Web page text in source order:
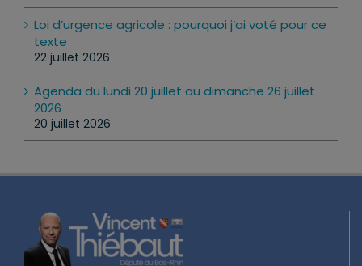
Loi d’urgence agricole : pourquoi j’ai voté pour ce
texte
22 juillet 2026
Agenda du lundi 20 juillet au dimanche 26 juillet
2026
20 juillet 2026